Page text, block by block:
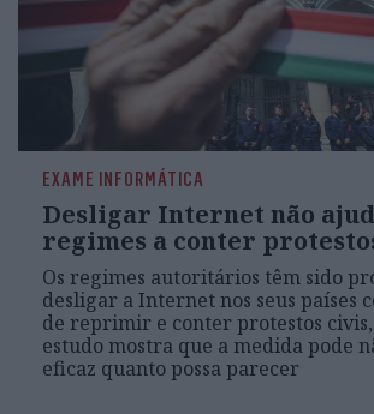
EXAME INFORMÁTICA
Desligar Internet não
regimes a conter
Os regimes autoritários têm sido
desligar a Internet nos seus países
de reprimir e conter protestos
estudo mostra que a medida pode
eficaz quanto possa parecer